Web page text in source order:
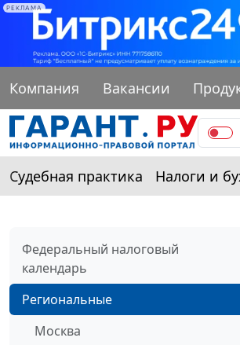
РЕКЛАМА
Компания Вакансии
Судебная практика Налоги и
Федеральный налоговый
календарь
Региональные
Москва